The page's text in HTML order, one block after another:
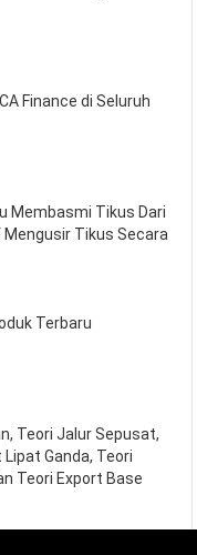
Finance di Seluruh
Membasmi Tikus Dari
Tikus Secara
Terbaru
Teori Jalur Sepusat,
Ganda, Teori
Teori Export Base